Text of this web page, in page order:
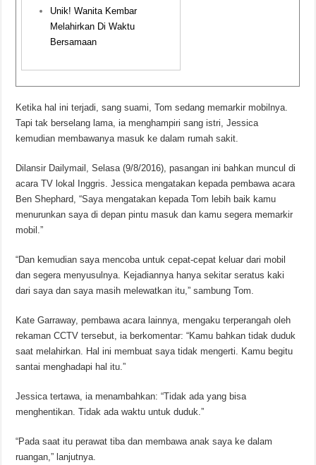
Unik! Wanita Kembar
Melahirkan Di Waktu
Bersamaan
Ketika hal ini terjadi, sang suami, Tom sedang memarkir mobilnya.
Tapi tak berselang lama, ia menghampiri sang istri, Jessica
kemudian membawanya masuk ke dalam rumah sakit.
Dilansir Dailymail, Selasa (9/8/2016), pasangan ini bahkan muncul di
acara TV lokal Inggris. Jessica mengatakan kepada pembawa acara
Ben Shephard, “Saya mengatakan kepada Tom lebih baik kamu
menurunkan saya di depan pintu masuk dan kamu segera memarkir
mobil.”
“Dan kemudian saya mencoba untuk cepat-cepat keluar dari mobil
dan segera menyusulnya. Kejadiannya hanya sekitar seratus kaki
dari saya dan saya masih melewatkan itu,” sambung Tom.
Kate Garraway, pembawa acara lainnya, mengaku terperangah oleh
rekaman CCTV tersebut, ia berkomentar: “Kamu bahkan tidak duduk
saat melahirkan. Hal ini membuat saya tidak mengerti. Kamu begitu
santai menghadapi hal itu.”
Jessica tertawa, ia menambahkan: “Tidak ada yang bisa
menghentikan. Tidak ada waktu untuk duduk.”
“Pada saat itu perawat tiba dan membawa anak saya ke dalam
ruangan,” lanjutnya.